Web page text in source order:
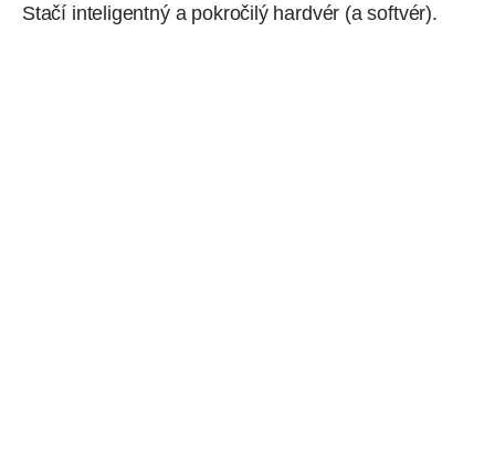
Stačí inteligentný a pokročilý hardvér (a softvér).